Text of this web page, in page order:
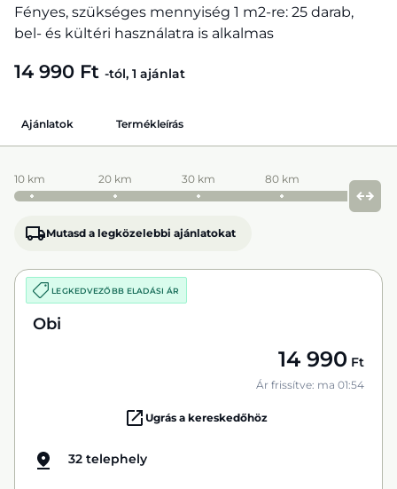
Fényes, szükséges mennyiség 1 m2-re: 25 darab,
bel- és kültéri használatra is alkalmas
14 990 Ft -tól, 1 ajánlat
Ajánlatok Termékleírás
10 km 20 km 30 km 80 km
Mutasd a legközelebbi ajánlatokat
LEGKEDVEZŐBB ELADÁSI ÁR
Obi
14 990 Ft
Ár frissítve: ma 01:54
Ugrás a kereskedőhöz
32 telephely